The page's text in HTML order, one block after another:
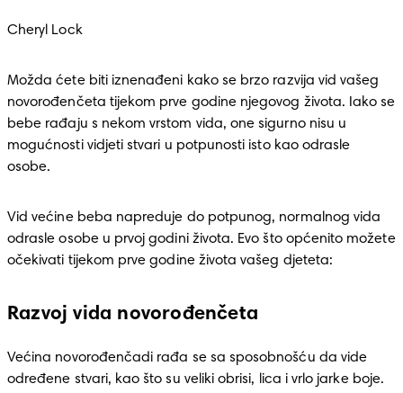
Cheryl Lock
Možda ćete biti iznenađeni kako se brzo razvija vid vašeg
novorođenčeta tijekom prve godine njegovog života. Iako se
bebe rađaju s nekom vrstom vida, one sigurno nisu u
mogućnosti vidjeti stvari u potpunosti isto kao odrasle
osobe.
Vid većine beba napreduje do potpunog, normalnog vida
odrasle osobe u prvoj godini života. Evo što općenito možete
očekivati tijekom prve godine života vašeg djeteta:
Razvoj vida novorođenčeta
Većina novorođenčadi rađa se sa sposobnošću da vide
određene stvari, kao što su veliki obrisi, lica i vrlo jarke boje.